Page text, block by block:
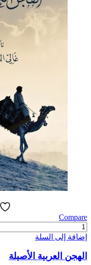
Compare
كمية
الهجن
الأصيلة
إضافة إلى السلة
الهجن العربية الأصيلة